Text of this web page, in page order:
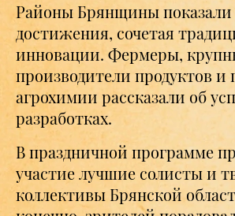
Районы Брянщины показали
достижения, сочетая
инновации. Фермеры,
производители продуктов
агрохимии рассказали об
разработках.
В праздничной программе
участие лучшие солисты и
коллективы Брянской